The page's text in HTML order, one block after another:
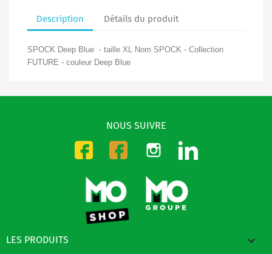
Description Détails du produit
SPOCK Deep Blue - taille XL Nom SPOCK - Collection
FUTURE - couleur Deep Blue
NOUS SUIVRE
Facebook-CMOFacebook-DMO
Instagram
LES PRODUITS 